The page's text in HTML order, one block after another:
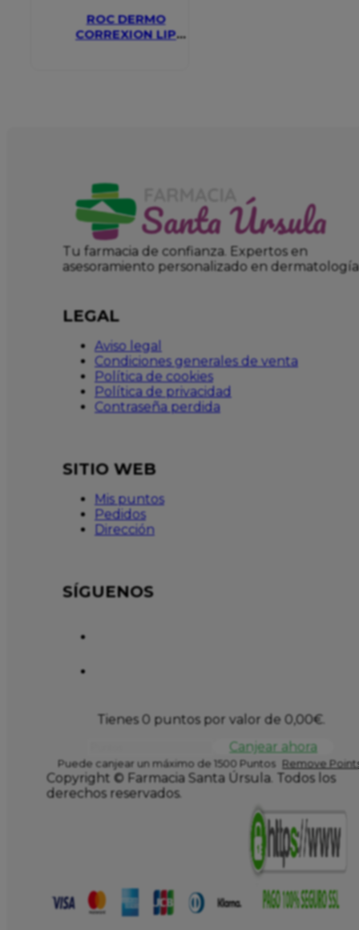
ROC DERMO
CORREXION LIP
Tu farmacia de confianza. Expertos en
asesoramiento personalizado en dermatología
LEGAL
Aviso legal
Condiciones generales de venta
Política de cookies
Política de privacidad
Contraseña perdida
SITIO WEB
Mis puntos
Pedidos
Dirección
SÍGUENOS
Tienes 0 puntos por valor de 0,00€.
Canjear ahora
Puede canjear un máximo de 1500 Puntos Remove
Copyright © Farmacia Santa Úrsula. Todos los
derechos reservados.